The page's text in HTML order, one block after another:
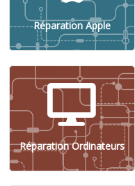
Réparation Apple
Réparation Ordinateurs